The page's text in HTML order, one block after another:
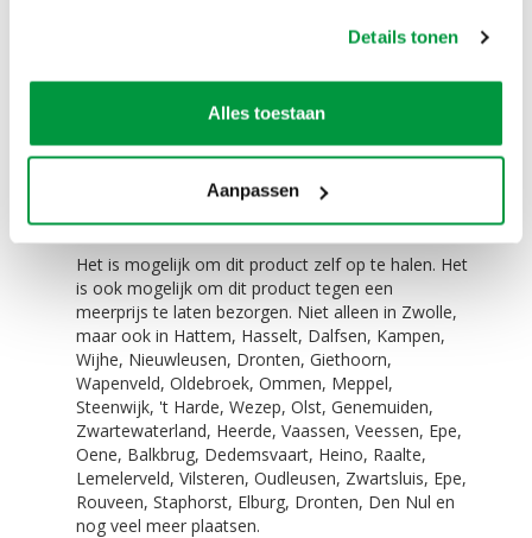
Details tonen
Alles toestaan
Aanpassen
Eenvoudig te vervoeren!
auto. Zelfs in een Smart is dit geen probleem.
Zelf ophalen / bezorgen:
Het is mogelijk om dit product zelf op te halen. Het
is ook mogelijk om dit product tegen een
meerprijs te laten bezorgen. Niet alleen in Zwolle,
maar ook in Hattem, Hasselt, Dalfsen, Kampen,
Wijhe, Nieuwleusen, Dronten, Giethoorn,
Wapenveld, Oldebroek, Ommen, Meppel,
Steenwijk, 't Harde, Wezep, Olst, Genemuiden,
Zwartewaterland, Heerde, Vaassen, Veessen, Epe,
Oene, Balkbrug, Dedemsvaart, Heino, Raalte,
Lemelerveld, Vilsteren, Oudleusen, Zwartsluis, Epe,
Rouveen, Staphorst, Elburg, Dronten, Den Nul en
nog veel meer plaatsen.